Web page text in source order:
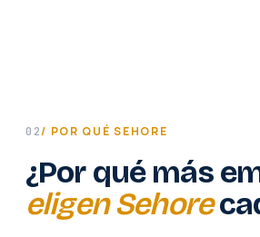
02/ POR QUÉ SEHORE
¿Por qué más
eligen Sehore